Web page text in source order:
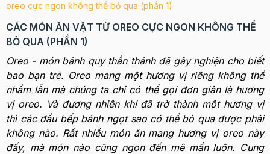
oreo cực ngon không thể bỏ qua (phần 1)
CÁC MÓN ĂN VẶT TỪ OREO CỰC NGON KHÔNG THỂ
BỎ QUA (PHẦN 1)
Oreo - món bánh quy thần thánh đã gây nghiện cho biết
bao bạn trẻ. Oreo mang một hương vị riêng không thể
nhầm lẫn mà chúng ta chỉ có thể gọi đơn giản là hương
vị oreo. Và đương nhiên khi đã trở thành một hương vị
thì các đầu bếp bánh ngọt sao có thể bỏ qua được phải
không nào. Rất nhiều món ăn mang hương vị oreo này
đấy, mà món nào cũng ngon đến mê mẩn luôn. Cung